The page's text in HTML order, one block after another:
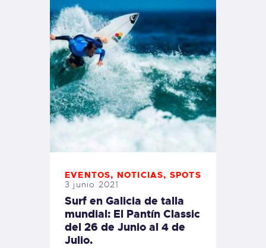
EVENTOS, NOTICIAS, SPOTS
3 junio 2021
Surf en Galicia de talla
mundial: El Pantín Classic
del 26 de Junio al 4 de
Julio.